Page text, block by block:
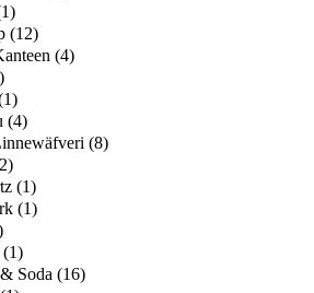
(12)
(4)
(4)
(8)
(1)
(1)
Soda (16)